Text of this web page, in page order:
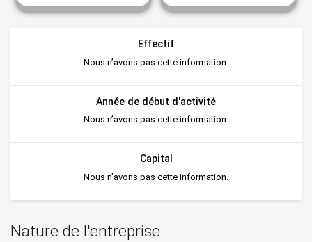
Effectif
Nous n’avons pas cette information.
Année de début d'activité
Nous n’avons pas cette information.
Capital
Nous n’avons pas cette information.
Nature de l'entreprise